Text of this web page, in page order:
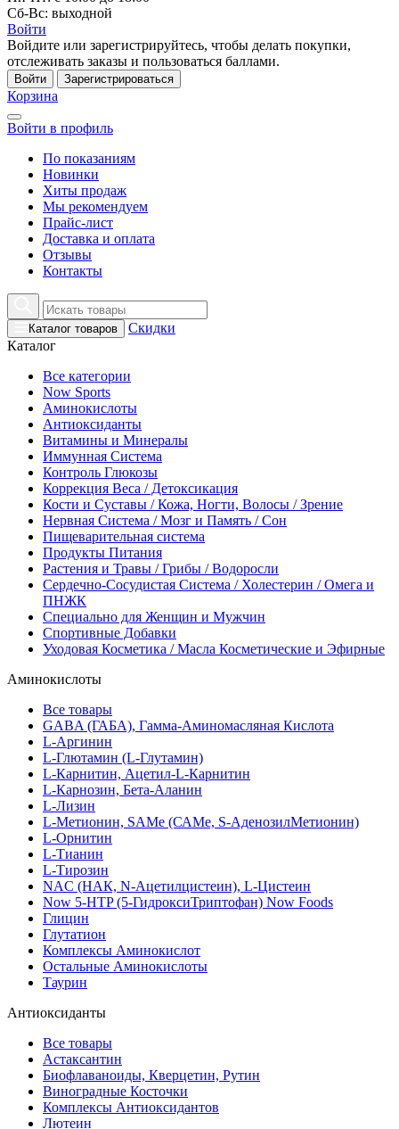
Сб-Вс: выходной
Войти
Войдите или зарегистрируйтесь, чтобы делать покупки,
отслеживать заказы и пользоваться баллами.
Войти Зарегистрироваться
Корзина
Войти в профиль
По показаниям
Новинки
Хиты продаж
Мы рекомендуем
Прайс-лист
Доставка и оплата
Отзывы
Контакты
Каталог товаров
Скидки
Каталог
Все категории
Now Sports
Аминокислоты
Антиоксиданты
Витамины и Минералы
Иммунная Система
Контроль Глюкозы
Коррекция Веса / Детоксикация
Кости и Суставы / Кожа, Ногти, Волосы / Зрение
Нервная Система / Мозг и Память / Сон
Пищеварительная система
Продукты Питания
Растения и Травы / Грибы / Водоросли
Сердечно-Сосудистая Система / Холестерин / Омега и
ПНЖК
Специально для Женщин и Мужчин
Спортивные Добавки
Уходовая Косметика / Масла Косметические и Эфирные
Аминокислоты
Все товары
GABA (ГАБА), Гамма-Аминомасляная Кислота
L-Аргинин
L-Глютамин (L-Глутамин)
L-Карнитин, Ацетил-L-Карнитин
L-Карнозин, Бета-Аланин
L-Лизин
L-Метионин, SAMe (САМе, S-АденозилМетионин)
L-Орнитин
L-Тианин
L-Тирозин
NAC (НАК, N-Ацетилцистеин), L-Цистеин
Now 5-HTP (5-ГидроксиТриптофан) Now Foods
Глицин
Глутатион
Комплексы Аминокислот
Остальные Аминокислоты
Таурин
Антиоксиданты
Все товары
Астаксантин
Биофлаваноиды, Кверцетин, Рутин
Виноградные Косточки
Комплексы Антиоксидантов
Лютеин